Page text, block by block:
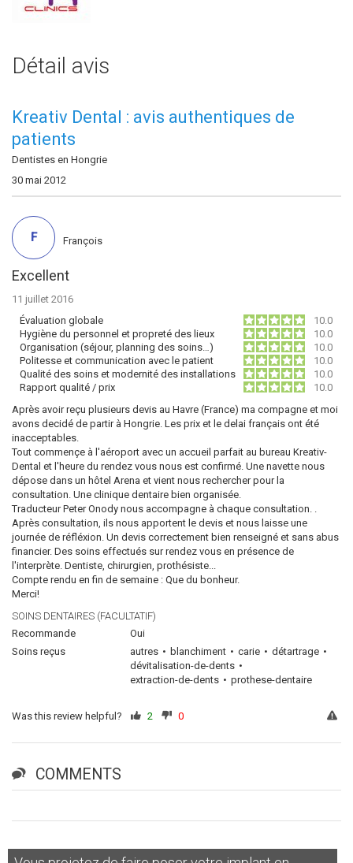
Détail avis
Kreativ Dental : avis authentiques de
patients
Dentistes en Hongrie
30 mai 2012
Excellent
11 juillet 2016
Évaluation globale
10.0
Hygiène du personnel et propreté des lieux
10.0
Organisation (séjour, planning des soins…)
10.0
Politesse et communication avec le patient
10.0
Qualité des soins et modernité des installations
10.0
Rapport qualité / prix
10.0
Après avoir reçu plusieurs devis au Havre (France) ma compagne et moi
avons decidé de partir à Hongrie. Les prix et le delai français ont été
inacceptables.
Tout commençe à l'aéroport avec un accueil parfait au bureau Kreativ-
Dental et l'heure du rendez vous nous est confirmé. Une navette nous
dépose dans un hôtel Arena et vient nous rechercher pour la
consultation. Une clinique dentaire bien organisée.
Traducteur Peter Onody nous accompagne à chaque consultation. .
Après consultation, ils nous apportent le devis et nous laisse une
journée de réfléxion. Un devis correctement bien renseigné et sans abus
financier. Des soins effectués sur rendez vous en présence de
l'interprète. Dentiste, chirurgien, prothésiste...
Compte rendu en fin de semaine : Que du bonheur.
Merci!
SOINS DENTAIRES (FACULTATIF)
Recommande
Oui
Soins reçus
autres blanchiment carie
détartrage
dévitalisation-de-dents
extraction-de-dents
prothese-dentaire
F François
Was this review helpful? 2 0
COMMENTS